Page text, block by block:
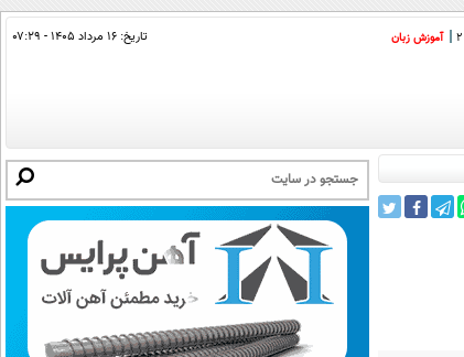
آموزش زبان تاریخ: ۱۶ مرداد ۱۴۰۵ - ۰۷:۲۹